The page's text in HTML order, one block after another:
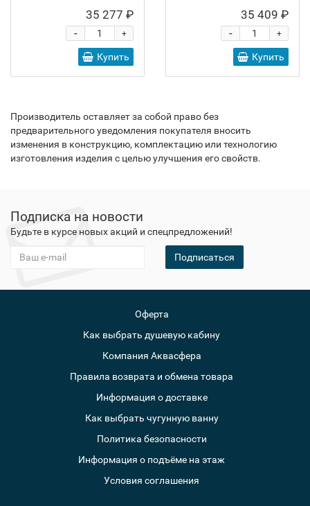
35 277 ₽
+
-
Купить
35 409 ₽
+
-
Купить
Производитель оставляет за собой право без
предварительного уведомления покупателя вносить
изменения в конструкцию, комплектацию или технологию
изготовления изделия с целью улучшения его свойств.
Подписка на новости
Будьте в курсе новых акций и спецпредложений!
Подписаться
Оферта
Как выбрать душевую кабину
Компания Аквасфера
Правила возврата и обмена товара
Информация о доставке
Как выбрать чугунную ванну
Политика безопасности
Информация о подъёме на этаж
Условия соглашения